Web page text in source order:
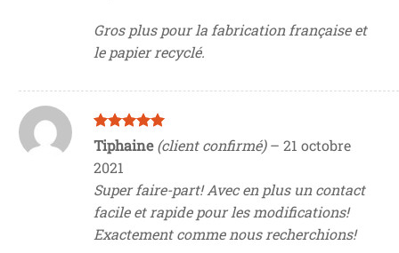
Gros plus pour la fabrication française et
le papier recyclé.
Note5sur
5
Tiphaine(client confirmé) – 21 octobre
2021
Super faire-part! Avec en plus un contact
facile et rapide pour les modifications!
Exactement comme nous recherchions!